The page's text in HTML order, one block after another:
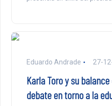
Eduardo Andrade 27-
Karla Toro y su balance
debate en torno a la